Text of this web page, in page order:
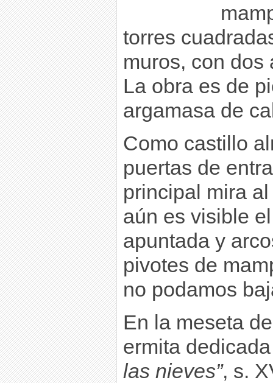
torres
muros, con dos
La obra es de
argamasa de
Como castillo
puertas de
principal mira
aún es visible
apuntada y
pivotes de
no podamos
En la meseta
ermita
las nieves”, s.